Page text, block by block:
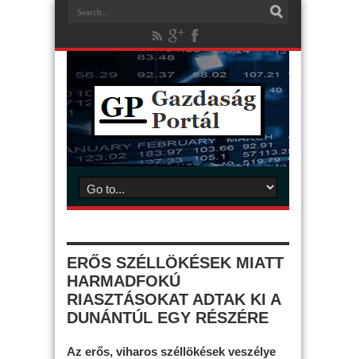
ERŐS SZÉLLÖKÉSEK MIATT
HARMADFOKÚ
RIASZTÁSOKAT ADTAK KI A
DUNÁNTÚL EGY RÉSZÉRE
Az erős, viharos széllökések veszélye